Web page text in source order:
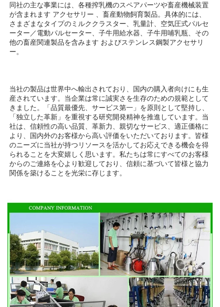
同社の主な事業には、各種搾乳機のスペアパーツや畜産機械装置
が含まれます アクセサリー 、畜産動物飼育製品。具体的には、
さまざまなタイプのミルククラスター、乳量計、空気圧式パルセ
ーター／電動パルセーター、子牛用給水器、子牛用哺乳瓶、その
他の畜産関連製品を含みます およびステンレス鋼製アクセサリ
ー。
当社の製品は世界中へ輸出されており、国内の購入者向けにも生
産されています。当企業は常に誠実さを生存のための規範として
きました。「品質最優先、サービス第一」を原則として堅持し、
「独立した革新」を重視する研究開発精神を推進しています。当
社は、信頼性の高い品質、革新力、親切なサービス、適正価格に
より、国内外のお客様から高い評価をいただいております。皆様
のニーズに当社が持つリソースを活かしてお応えできる機会を得
られることを大変嬉しく思います。私たちは常にすべてのお客様
からのご連絡を心より歓迎しており、信頼に基づいて皆様と協力
関係を築けることを光栄に存じます。